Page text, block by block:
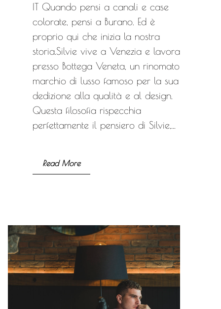
IT Quando pensi a canali e case
colorate, pensi a Burano. Ed è
proprio qui che inizia la nostra
storia.Silvie vive a Venezia e lavora
presso Bottega Veneta, un rinomato
marchio di lusso famoso per la sua
dedizione alla qualità e al design.
Questa filosofia rispecchia
perfettamente il pensiero di Silvie,...
Read More